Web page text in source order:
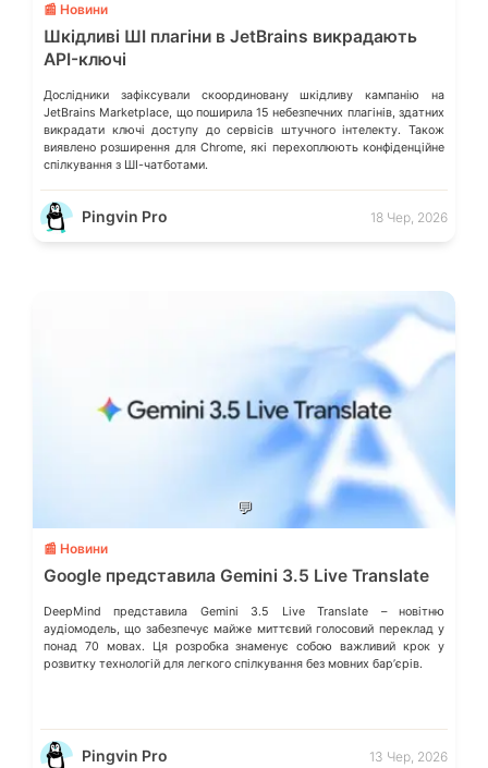
📰 Новини
Шкідливі ШІ плагіни в JetBrains викрадають
API-ключі
Дослідники зафіксували скоординовану шкідливу кампанію на
JetBrains Marketplace, що поширила 15 небезпечних плагінів, здатних
викрадати ключі доступу до сервісів штучного інтелекту. Також
виявлено розширення для Chrome, які перехоплюють конфіденційне
спілкування з ШІ-чатботами.
Pingvin Pro 18 Чер, 2026
💬
📰 Новини
Google представила Gemini 3.5 Live Translate
DeepMind представила Gemini 3.5 Live Translate – новітню
аудіомодель, що забезпечує майже миттєвий голосовий переклад у
понад 70 мовах. Ця розробка знаменує собою важливий крок у
розвитку технологій для легкого спілкування без мовних барʼєрів.
Pingvin Pro 13 Чер, 2026